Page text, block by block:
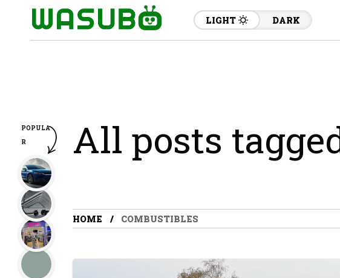
LIGHT DARK
All posts
HOME COMBUSTIBLES
POPULA
R